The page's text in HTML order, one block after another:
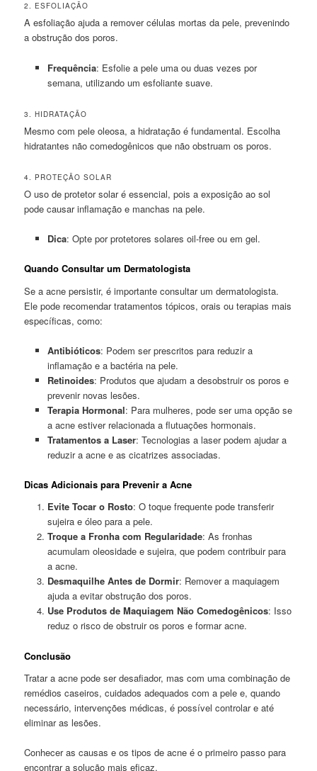
2. ESFOLIAÇÃO
A esfoliação ajuda a remover células mortas da pele, prevenindo
a obstrução dos poros.
Frequência: Esfolie a pele uma ou duas vezes por
semana, utilizando um esfoliante suave.
3. HIDRATAÇÃO
Mesmo com pele oleosa, a hidratação é fundamental. Escolha
hidratantes não comedogênicos que não obstruam os poros.
4. PROTEÇÃO SOLAR
O uso de protetor solar é essencial, pois a exposição ao sol
pode causar inflamação e manchas na pele.
Dica: Opte por protetores solares oil-free ou em gel.
Quando Consultar um Dermatologista
Se a acne persistir, é importante consultar um dermatologista.
Ele pode recomendar tratamentos tópicos, orais ou terapias mais
específicas, como:
Antibióticos: Podem ser prescritos para reduzir a
inflamação e a bactéria na pele.
Retinoides: Produtos que ajudam a desobstruir os poros e
prevenir novas lesões.
Terapia Hormonal: Para mulheres, pode ser uma opção se
a acne estiver relacionada a flutuações hormonais.
Tratamentos a Laser: Tecnologias a laser podem ajudar a
reduzir a acne e as cicatrizes associadas.
Dicas Adicionais para Prevenir a Acne
Evite Tocar o Rosto: O toque frequente pode transferir
sujeira e óleo para a pele.
Troque a Fronha com Regularidade: As fronhas
acumulam oleosidade e sujeira, que podem contribuir para
a acne.
Desmaquilhe Antes de Dormir: Remover a maquiagem
ajuda a evitar obstrução dos poros.
Use Produtos de Maquiagem Não Comedogênicos: Isso
reduz o risco de obstruir os poros e formar acne.
Conclusão
Tratar a acne pode ser desafiador, mas com uma combinação de
remédios caseiros, cuidados adequados com a pele e, quando
necessário, intervenções médicas, é possível controlar e até
eliminar as lesões.
Conhecer as causas e os tipos de acne é o primeiro passo para
encontrar a solução mais eficaz.